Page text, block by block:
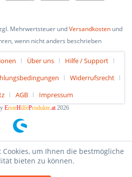
Mehrwertsteuer undVersandkostenund
wenn nicht anders beschrieben
Über uns
Hilfe / Support
Widerrufsrecht
AGB Impressum
ErsteHilfeProdukte.at2026
um Ihnen die bestmögliche
bieten zu können.